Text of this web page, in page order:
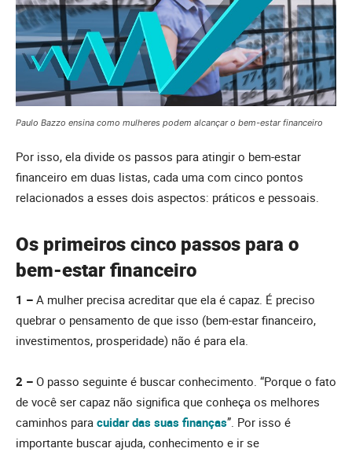
Paulo Bazzo ensina como mulheres podem alcançar o bem-estar financeiro
Por isso, ela divide os passos para atingir o bem-estar
financeiro em duas listas, cada uma com cinco pontos
relacionados a esses dois aspectos: práticos e pessoais.
Os primeiros cinco passos para o
bem-estar financeiro
1 – A mulher precisa acreditar que ela é capaz. É preciso
quebrar o pensamento de que isso (bem-estar financeiro,
investimentos, prosperidade) não é para ela.
2 – O passo seguinte é buscar conhecimento. “Porque o fato
de você ser capaz não significa que conheça os melhores
caminhos para cuidar das suas finanças”. Por isso é
importante buscar ajuda, conhecimento e ir se